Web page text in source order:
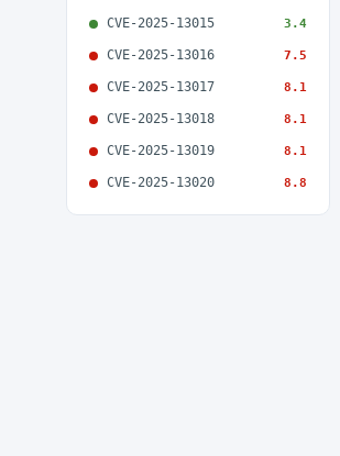
CVE-2025-13015 3.4
CVE-2025-13016 7.5
CVE-2025-13017 8.1
CVE-2025-13018 8.1
CVE-2025-13019 8.1
CVE-2025-13020 8.8